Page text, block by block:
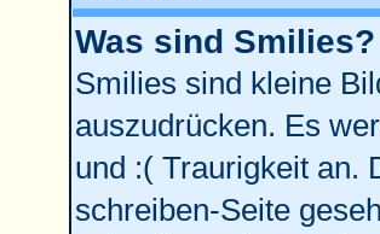
Was sind Smilies?
Smilies sind kleine
auszudrücken. Es
und :( Traurigkeit an.
schreiben-Seite